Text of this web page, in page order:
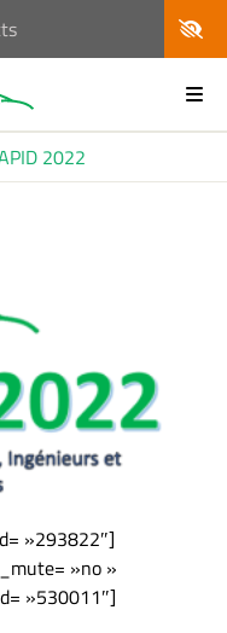
2022
»293822″]
»no »
»530011″]